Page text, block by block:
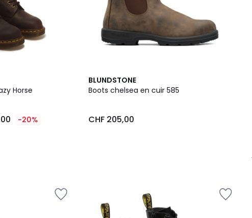
Horse
-20%
BLUNDSTONE
Boots chelsea en cuir 585
CHF 205,00